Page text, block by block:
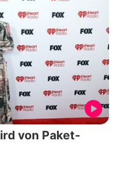
von Paket-